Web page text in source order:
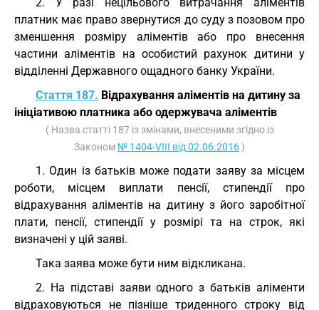
платник має право звернутися до суду з позовом про
зменшення розміру аліментів або про внесення
частини аліментів на особистий рахунок дитини у
відділенні Державного ощадного банку України.
Стаття 187. Відрахування аліментів на дитину за
ініціативою платника або одержувача аліментів
( Назва статті 187 із змінами, внесеними згідно із
Законом № 1404-VIII від 02.06.2016)
1. Один із батьків може подати заяву за місцем
роботи, місцем виплати пенсії, стипендії про
відрахування аліментів на дитину з його заробітної
плати, пенсії, стипендії у розмірі та на строк, які
визначені у цій заяві.
Така заява може бути ним відкликана.
2. На підставі заяви одного з батьків аліменти
відраховуються не пізніше триденного строку від